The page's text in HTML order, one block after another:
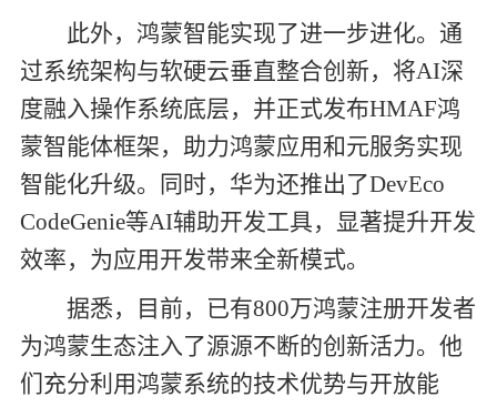
此外，鸿蒙智能实现了进一步进化。通
过系统架构与软硬云垂直整合创新，将AI深
度融入操作系统底层，并正式发布HMAF鸿
蒙智能体框架，助力鸿蒙应用和元服务实现
智能化升级。同时，华为还推出了DevEco
CodeGenie等AI辅助开发工具，显著提升开发
效率，为应用开发带来全新模式。
据悉，目前，已有800万鸿蒙注册开发者
为鸿蒙生态注入了源源不断的创新活力。他
们充分利用鸿蒙系统的技术优势与开放能